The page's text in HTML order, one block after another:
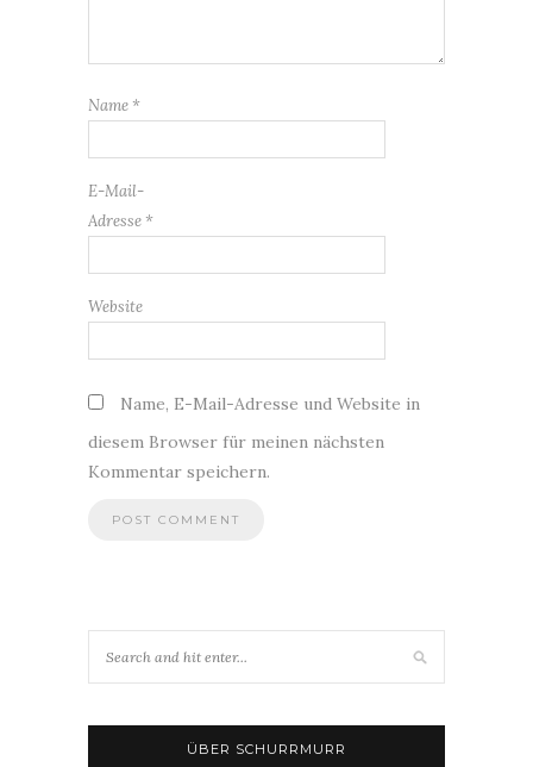
Name *
E-Mail-
Adresse *
Website
Name, E-Mail-Adresse und Website in
diesem Browser für meinen nächsten
Kommentar speichern.
ÜBER SCHURRMURR